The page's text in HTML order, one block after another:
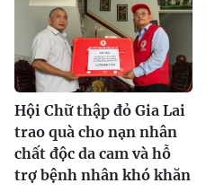
Hội Chữ thập đỏ Gia Lai
trao quà cho nạn nhân
chất độc da cam và hỗ
trợ bệnh nhân khó khăn